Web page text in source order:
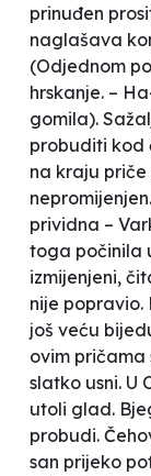
prinuđen
naglašava
(Odjednom
hrskanje. –
gomila).
probuditi kod
na kraju
prividna –
toga počinila
izmijenjeni,
nije popravio.
još veću
ovim pričama
slatko usni. U
utoli glad.
probudi.
san prijeko